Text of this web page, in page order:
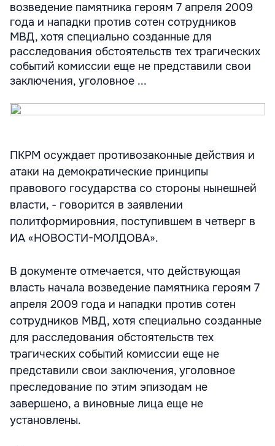
возведение памятника героям 7 апреля 2009
года и нападки против сотен сотрудников
МВД, хотя специально созданные для
расследования обстоятельств тех трагических
событий комиссии еще не представили свои
заключения, уголовное ...
ПКРМ осуждает противозаконные действия и
атаки на демократические принципы
правового государства со стороны нынешней
власти, - говорится в заявлении
политформировния, поступившем в четверг в
ИА «НОВОСТИ-МОЛДОВА».
В документе отмечается, что действующая
власть начала возведение памятника героям 7
апреля 2009 года и нападки против сотен
сотрудников МВД, хотя специально созданные
для расследования обстоятельств тех
трагических событий комиссии еще не
представили свои заключения, уголовное
преследование по этим эпизодам не
завершено, а виновные лица еще не
установлены.